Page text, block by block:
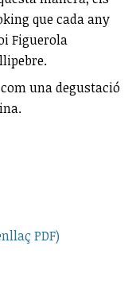
que cada any
Figuerola
una degustació
PDF)